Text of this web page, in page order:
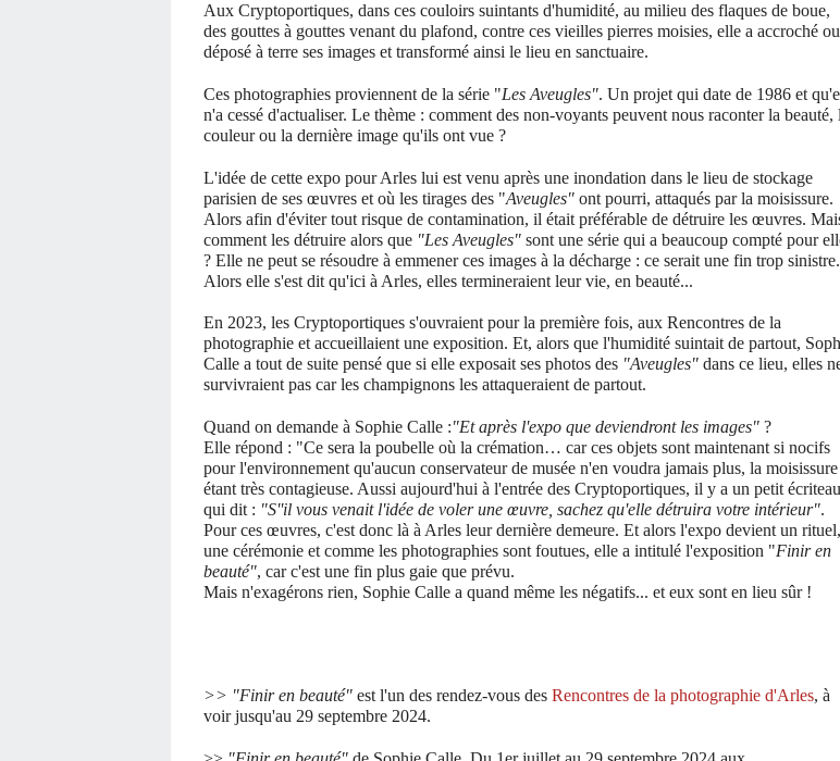
Aux Cryptoportiques, dans ces couloirs suintants d'humidité, au milieu des flaques de boue,
des gouttes à gouttes venant du plafond, contre ces vieilles pierres moisies, elle a accroché ou
déposé à terre ses images et transformé ainsi le lieu en sanctuaire.
Ces photographies proviennent de la série "Les Aveugles". Un projet qui date de 1986 et
n'a cessé d'actualiser. Le thème : comment des non-voyants peuvent nous raconter la beauté,
couleur ou la dernière image qu'ils ont vue ?
L'idée de cette expo pour Arles lui est venu après une inondation dans le lieu de stockage
parisien de ses œuvres et où les tirages des "Aveugles" ont pourri, attaqués par la moisissure.
Alors afin d'éviter tout risque de contamination, il était préférable de détruire les œuvres.
comment les détruire alors que "Les Aveugles" sont une série qui a beaucoup compté pour
? Elle ne peut se résoudre à emmener ces images à la décharge : ce serait une fin trop sinistre.
Alors elle s'est dit qu'ici à Arles, elles termineraient leur vie, en beauté...
En 2023, les Cryptoportiques s'ouvraient pour la première fois, aux Rencontres de la
photographie et accueillaient une exposition. Et, alors que l'humidité suintait de partout,
Calle a tout de suite pensé que si elle exposait ses photos des "Aveugles" dans ce lieu, elles
survivraient pas car les champignons les attaqueraient de partout.
Quand on demande à Sophie Calle :"Et après l'expo que deviendront les images" ?
Elle répond : "Ce sera la poubelle où la crémation… car ces objets sont maintenant si nocifs
pour l'environnement qu'aucun conservateur de musée n'en voudra jamais plus, la moisissure
étant très contagieuse. Aussi aujourd'hui à l'entrée des Cryptoportiques, il y a un petit écriteau
qui dit : "S''il vous venait l'idée de voler une œuvre, sachez qu'elle détruira votre intérieur".
Pour ces œuvres, c'est donc là à Arles leur dernière demeure. Et alors l'expo devient un rituel,
une cérémonie et comme les photographies sont foutues, elle a intitulé l'exposition "Finir en
beauté", car c'est une fin plus gaie que prévu.
Mais n'exagérons rien, Sophie Calle a quand même les négatifs... et eux sont en lieu sûr !
>> "Finir en beauté" est l'un des rendez-vous des Rencontres de la photographie d'Arles, à
voir jusqu'au 29 septembre 2024.